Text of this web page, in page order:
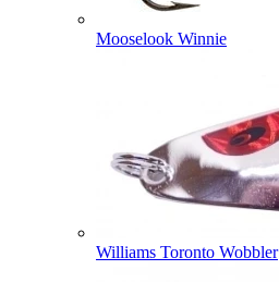
Mooselook Winnie
Williams Toronto Wobbler